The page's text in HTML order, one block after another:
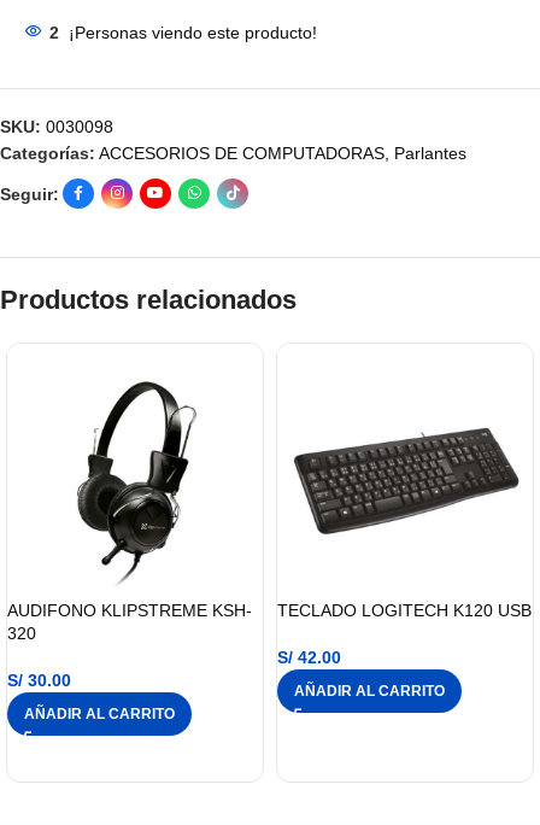
2 ¡Personas viendo este producto!
SKU: 0030098
Categorías: ACCESORIOS DE COMPUTADORAS, Parlantes
Seguir:
Productos relacionados
AUDIFONO KLIPSTREME KSH-
320
S/ 30.00
AÑADIR AL CARRITO
TECLADO LOGITECH K120 USB
S/ 42.00
AÑADIR AL CARRITO